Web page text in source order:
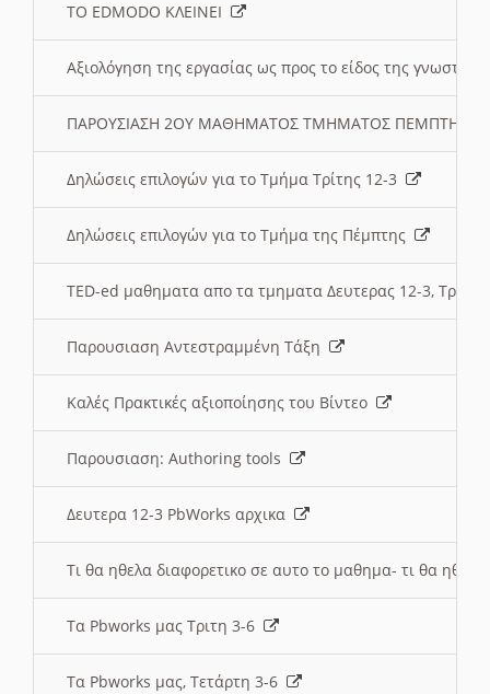
ΤΟ EDMODO ΚΛΕΙΝΕΙ
Αξιολόγηση της εργασίας ως προς το είδος της
ΠΑΡΟΥΣΙΑΣΗ 2ΟΥ ΜΑΘΗΜΑΤΟΣ ΤΜΗΜΑΤΟΣ
Δηλώσεις επιλογών για το Τμήμα Τρίτης 12-3
Δηλώσεις επιλογών για το Τμήμα της Πέμπτης
TED-ed μαθηματα απο τα τμηματα Δευτερας 12-3,
Παρουσιαση Αντεστραμμένη Τάξη
Καλές Πρακτικές αξιοποίησης του Βίντεο
Παρουσιαση: Authoring tools
Δευτερα 12-3 PbWorks αρχικα
Τι θα ηθελα διαφορετικο σε αυτο το μαθημα- τι θα
Τα Pbworks μας Τριτη 3-6
Τα Pbworks μας, Τετάρτη 3-6